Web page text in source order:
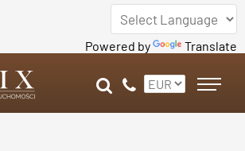
Powered by Translate